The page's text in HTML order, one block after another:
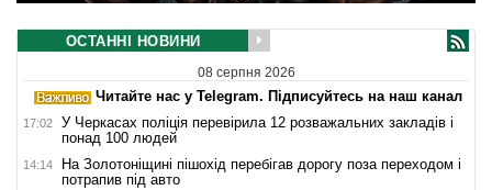
ОСТАННІ НОВИНИ
08 серпня 2026
Читайте нас у Telegram. Підписуйтесь на наш канал
17:02
У Черкасах поліція перевірила 12 розважальних закладів і
понад 100 людей
14:14
На Золотоніщині пішохід перебігав дорогу поза переходом і
потрапив під авто